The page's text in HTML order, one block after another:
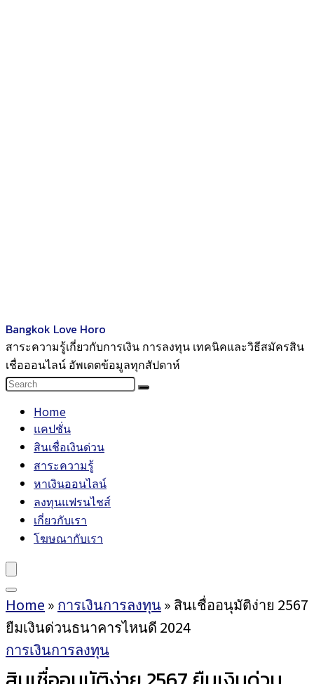
Bangkok Love Horo
สาระความรู้เกี่ยวกับการเงิน การลงทุน เทคนิคและวิธีสมัครสิน
เชื่อออนไลน์ อัพเดตข้อมูลทุกสัปดาห์
Home
แคปชั่น
สินเชื่อเงินด่วน
สาระความรู้
หาเงินออนไลน์
ลงทุนแฟรนไชส์
เกี่ยวกับเรา
โฆษณากับเรา
Home » การเงินการลงทุน» สินเชื่ออนุมัติง่าย 2567
ยืมเงินด่วนธนาคารไหนดี 2024
การเงินการลงทุน